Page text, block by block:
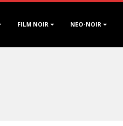
FILM NOIR NEO-NOIR